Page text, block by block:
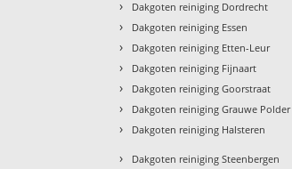
› Dakgoten reiniging Dordrecht
› Dakgoten reiniging Essen
› Dakgoten reiniging Etten-Leur
› Dakgoten reiniging Fijnaart
› Dakgoten reiniging Goorstraat
› Dakgoten reiniging Grauwe Polder
› Dakgoten reiniging Halsteren
› Dakgoten reiniging Steenbergen